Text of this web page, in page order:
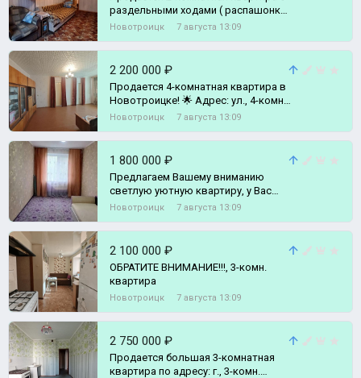
раздельными ходами ( распашонка)
по адресу: г., 2-комн. квартира
Новотроицк 7 августа 13:09
2 200 000 ₽
Продается 4-комнатная квартира в
Новотроицке! 🌟 Адрес: ул., 4-комн.
квартира
Новотроицк 7 августа 13:09
1 800 000 ₽
Предлагаем Вашему вниманию
светлую уютную квартиру, у Вас
есть хорошая возможность
Новотроицк 7 августа 13:09
2 100 000 ₽
ОБРАТИТЕ ВНИМАНИЕ!!!, 3-комн.
квартира
Новотроицк 7 августа 13:09
2 750 000 ₽
Продается большая 3-комнатная
квартира по адресу: г., 3-комн.